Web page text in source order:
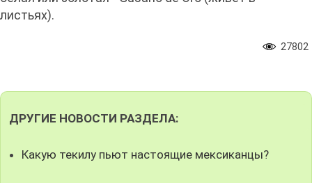
листьях).
27802
ДРУГИЕ НОВОСТИ РАЗДЕЛА:
Какую текилу пьют настоящие мексиканцы?